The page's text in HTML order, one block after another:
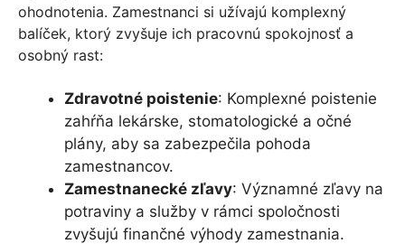
ohodnotenia. Zamestnanci si užívajú komplexný
balíček, ktorý zvyšuje ich pracovnú spokojnosť a
osobný rast:
Zdravotné poistenie: Komplexné poistenie
zahŕňa lekárske, stomatologické a očné
plány, aby sa zabezpečila pohoda
zamestnancov.
Zamestnanecké zľavy: Významné zľavy na
potraviny a služby v rámci spoločnosti
zvyšujú finančné výhody zamestnania.